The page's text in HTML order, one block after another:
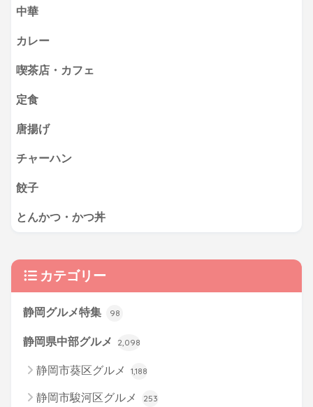
中華
カレー
喫茶店・カフェ
定食
唐揚げ
チャーハン
餃子
とんかつ・かつ丼
カテゴリー
静岡グルメ特集 98
静岡県中部グルメ 2,098
静岡市葵区グルメ 1,188
静岡市駿河区グルメ 253